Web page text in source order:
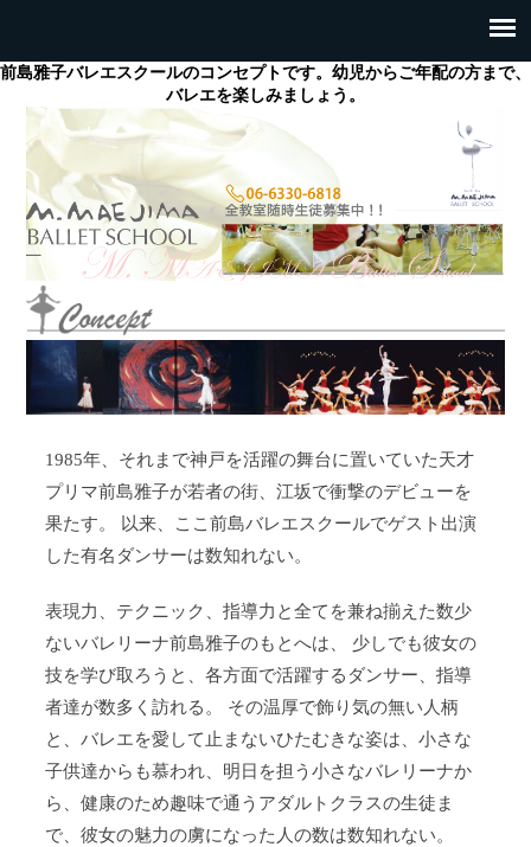
前島雅子バレエスクールのコンセプトです。幼児からご年配の方まで、
バレエを楽しみましょう。
1985年、それまで神戸を活躍の舞台に置いていた天才
プリマ前島雅子が若者の街、江坂で衝撃のデビューを
果たす。 以来、ここ前島バレエスクールでゲスト出演
した有名ダンサーは数知れない。
表現力、テクニック、指導力と全てを兼ね揃えた数少
ないバレリーナ前島雅子のもとへは、 少しでも彼女の
技を学び取ろうと、各方面で活躍するダンサー、指導
者達が数多く訪れる。 その温厚で飾り気の無い人柄
と、バレエを愛して止まないひたむきな姿は、小さな
子供達からも慕われ、明日を担う小さなバレリーナか
ら、健康のため趣味で通うアダルトクラスの生徒ま
で、彼女の魅力の虜になった人の数は数知れない。